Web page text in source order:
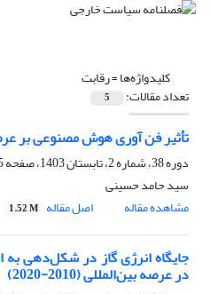
کلیدواژه‌ها =رقابت
تعداد مقالات: 5
تأثیر فن آوری هوش مصنوعی بر
دوره 38، شماره 2، تابستان 1403، صفحه
سید حامد حسینی
مشاهده مقاله
اصل مقاله 1.52 M
جایگاه انرژی گاز در شکل‌دهی به
در عرصه بین‌المللی (2010-2020)